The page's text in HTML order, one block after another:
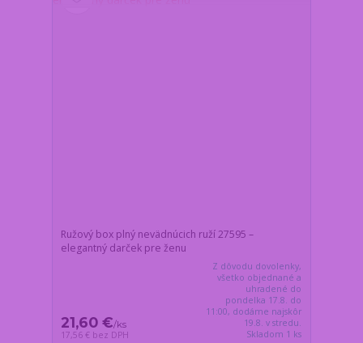
Ružový box plný nevädnúcich ruží 27595 –
elegantný darček pre ženu
21,60 €/ks
17,56 € bez DPH
Z dôvodu dovolenky,
všetko objednané a
uhradené do
pondelka 17.8. do
11:00, dodáme najskôr
19.8. v stredu.
Skladom 1 ks